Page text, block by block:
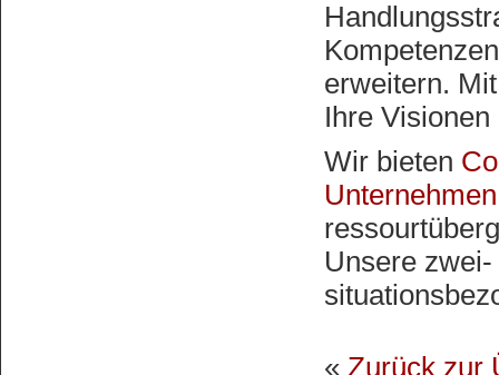
erweitern.
Ihre
Wir bieten
Unternehmen
Unsere
« Zurück zur